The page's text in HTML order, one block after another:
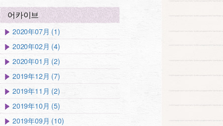
어카이브
2020年07月 (1)
2020年02月 (4)
2020年01月 (2)
2019年12月 (7)
2019年11月 (2)
2019年10月 (5)
2019年09月 (10)